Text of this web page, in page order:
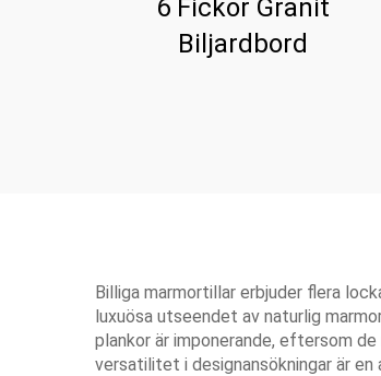
6 Fickor Granit
Biljardbord
Billiga marmortillar erbjuder flera
luxuösa utseendet av naturlig
plankor är imponerande, eftersom
versatilitet i designansökningar är